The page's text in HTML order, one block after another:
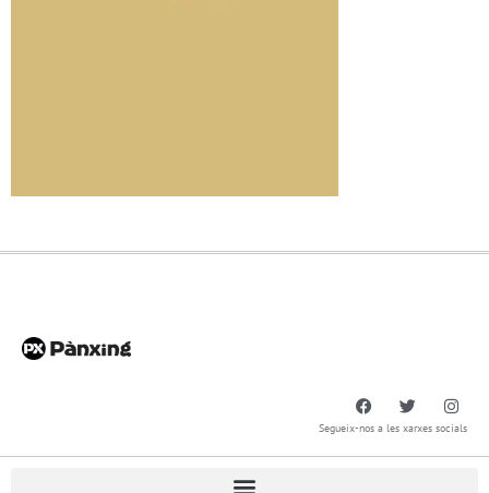
Segueix-nos a les xarxes socials